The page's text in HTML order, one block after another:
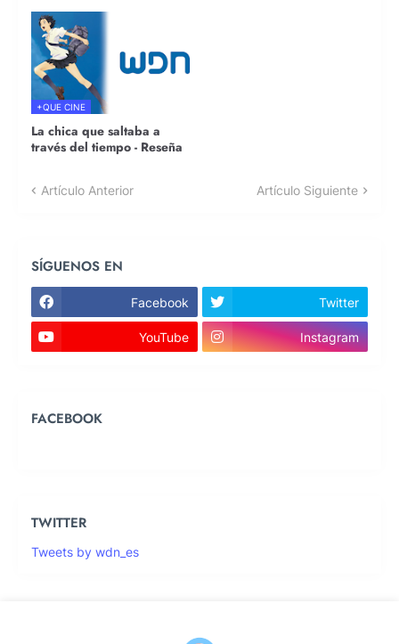
+QUE CINE
La chica que saltaba a
través del tiempo - Reseña
Artículo Anterior Artículo Siguiente
SÍGUENOS EN
Facebook Twitter
YouTube Instagram
FACEBOOK
TWITTER
Tweets by wdn_es